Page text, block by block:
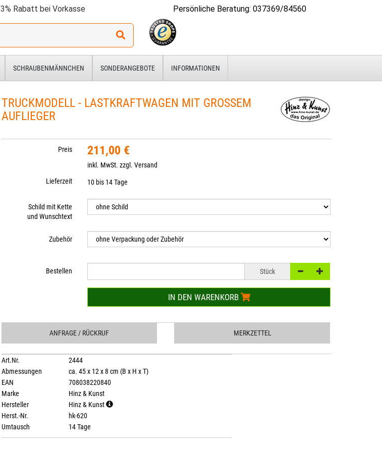
3% Rabatt bei Vorkasse Persönliche Beratung: 037369/84560
SCHRAUBENMÄNNCHEN SONDERANGEBOTE INFORMATIONEN
TRUCKMODELL - LASTKRAFTWAGEN MIT GROSSEM
AUFLIEGER
Preis 211,00 €
inkl. MwSt. zzgl.Versand
Lieferzeit
10 bis 14 Tage
Schild mit Kette
und Wunschtext
Zubehör
Bestellen Stück
IN DEN WARENKORB
ANFRAGE / RÜCKRUF MERKZETTEL
Art.Nr.
2444
Abmessungen
ca. 45 x 12 x 8 cm (B x H x T)
EAN
708038220840
Marke
Hinz & Kunst
Hersteller
Hinz & Kunst
Herst.-Nr.
hk-620
Umtausch
14 Tage